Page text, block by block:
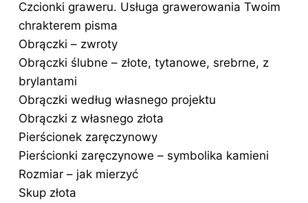
Czcionki graweru. Usługa grawerowania Twoim
chrakterem pisma
Obrączki – zwroty
Obrączki ślubne – złote, tytanowe, srebrne, z
brylantami
Obrączki według własnego projektu
Obrączki z własnego złota
Pierścionek zaręczynowy
Pierścionki zaręczynowe – symbolika kamieni
Rozmiar – jak mierzyć
Skup złota